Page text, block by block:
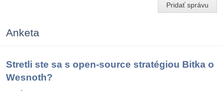
Pridať správu
Anketa
Stretli ste sa s open-source stratégiou Bitka o
Wesnoth?